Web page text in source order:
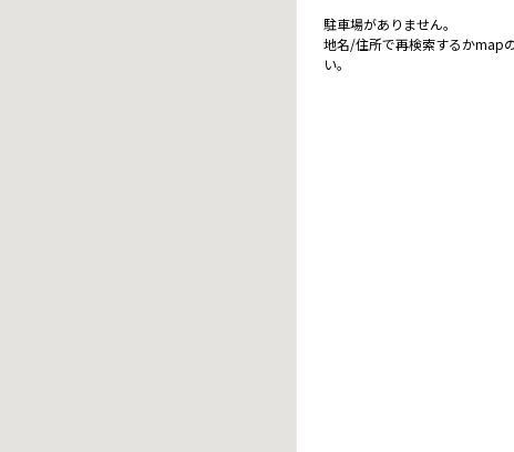
駐車場がありません。
地名/住所で再検索するかmap
い。